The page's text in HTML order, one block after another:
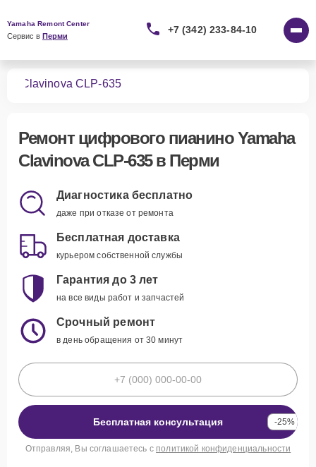
Yamaha Remont Center
Сервис в Перми
+7 (342) 233-84-10
Clavinova CLP-635
Ремонт цифрового пианино Yamaha
Clavinova CLP-635в Перми
Диагностика бесплатно
даже при отказе от ремонта
Бесплатная доставка
курьером собственной службы
Гарантия до 3 лет
на все виды работ и запчастей
Срочный ремонт
в день обращения от 30 минут
Бесплатная консультация -25%
Отправляя, Вы соглашаетесь с политикой конфиденциальности